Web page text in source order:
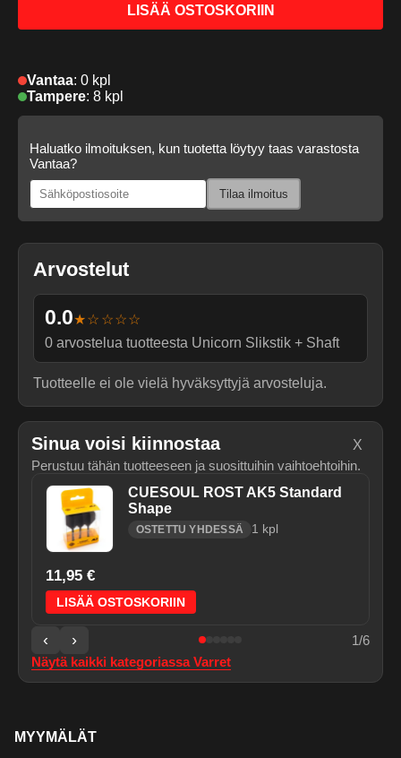
Arvostelut
0.0★☆☆☆☆
0 arvostelua tuotteesta Unicorn Slikstik + Shaft
Tuotteelle ei ole vielä hyväksyttyjä arvosteluja.
LISÄÄ OSTOSKORIIN
Vantaa: 0 kpl
Tampere: 8 kpl
Haluatko ilmoituksen, kun tuotetta löytyy taas varastosta
Vantaa?
Tilaa ilmoitus
Sinua voisi kiinnostaa
Perustuu tähän tuotteeseen ja suosittuihin vaihtoehtoihin.
X
CUESOUL ROST AK5 Standard
Shape
OSTETTU YHDESSÄ 1 kpl
11,95 €
LISÄÄ OSTOSKORIIN
‹ › 1/6
Näytä kaikki kategoriassaVarret
MYYMÄLÄT